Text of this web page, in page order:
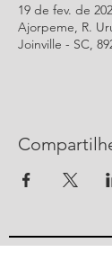
19 de fev. de
Ajorpeme, R.
Joinville - SC,